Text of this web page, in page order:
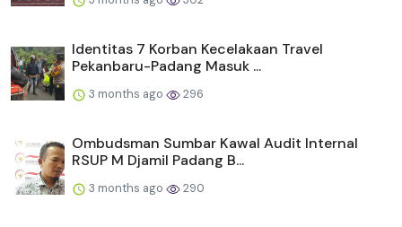
Identitas 7 Korban Kecelakaan Travel
Pekanbaru-Padang Masuk ...
3 months ago 296
Ombudsman Sumbar Kawal Audit Internal
RSUP M Djamil Padang B...
3 months ago 290